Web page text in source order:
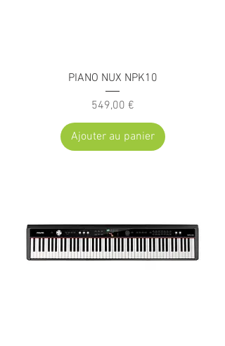
PIANO NUX NPK10
Prix
549,00 €
Ajouter au panier